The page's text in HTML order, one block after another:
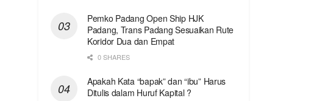
Pemko Padang Open Ship HJK
Padang, Trans Padang Sesuaikan Rute
Koridor Dua dan Empat
0 SHARES
Apakah Kata “bapak” dan “ibu” Harus
Ditulis dalam Huruf Kapital ?